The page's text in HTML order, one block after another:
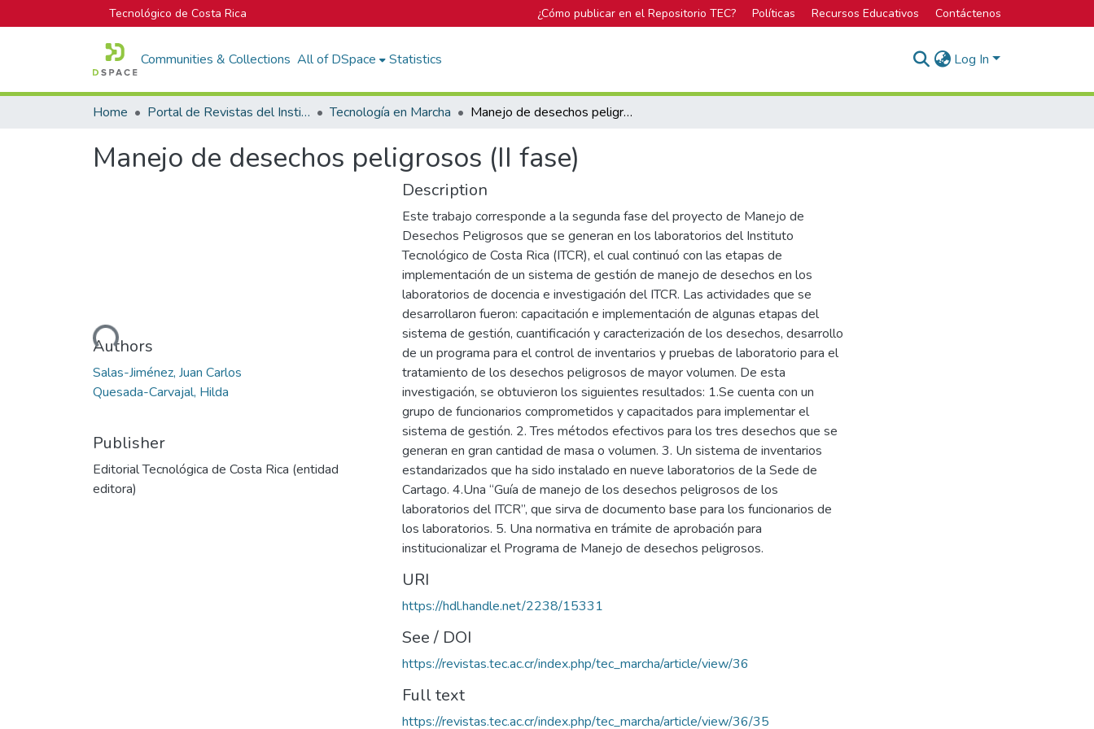
Tecnológico de Costa Rica ¿Cómo publicar en el Repositorio TEC? Políticas Recursos Educativos Contáctenos
Communities & Collections All of DSpace Statistics Log In
Home Portal de Revistas del Instituto Tecnológico de Costa Rica Tecnología en Marcha Manejo de desechos peligrosos (II fase)
Manejo de desechos peligrosos (II fase)
Loading...
Authors
Salas-Jiménez, Juan Carlos
Quesada-Carvajal, Hilda
Publisher
Editorial Tecnológica de Costa Rica (entidad
editora)
Description
Este trabajo corresponde a la segunda fase del proyecto de Manejo de
Desechos Peligrosos que se generan en los laboratorios del Instituto
Tecnológico de Costa Rica (ITCR), el cual continuó con las etapas de
implementación de un sistema de gestión de manejo de desechos en los
laboratorios de docencia e investigación del ITCR. Las actividades que se
desarrollaron fueron: capacitación e implementación de algunas etapas del
sistema de gestión, cuantificación y caracterización de los desechos, desarrollo
de un programa para el control de inventarios y pruebas de laboratorio para el
tratamiento de los desechos peligrosos de mayor volumen. De esta
investigación, se obtuvieron los siguientes resultados: 1.Se cuenta con un
grupo de funcionarios comprometidos y capacitados para implementar el
sistema de gestión. 2. Tres métodos efectivos para los tres desechos que se
generan en gran cantidad de masa o volumen. 3. Un sistema de inventarios
estandarizados que ha sido instalado en nueve laboratorios de la Sede de
Cartago. 4.Una “Guía de manejo de los desechos peligrosos de los
laboratorios del ITCR”, que sirva de documento base para los funcionarios de
los laboratorios. 5. Una normativa en trámite de aprobación para
institucionalizar el Programa de Manejo de desechos peligrosos.
URI
https://hdl.handle.net/2238/15331
See / DOI
https://revistas.tec.ac.cr/index.php/tec_marcha/article/view/36
Full text
https://revistas.tec.ac.cr/index.php/tec_marcha/article/view/36/35